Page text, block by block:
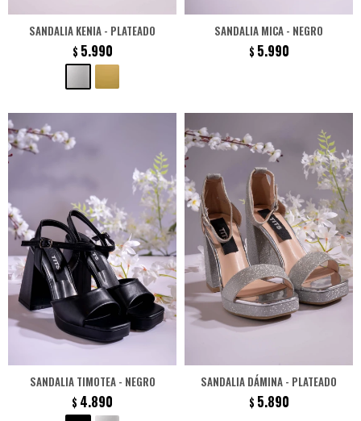
SANDALIA KENIA - PLATEADO
$ 5.990
SANDALIA MICA - NEGRO
$ 5.990
SANDALIA TIMOTEA - NEGRO
$ 4.890
SANDALIA DÁMINA - PLATEADO
$ 5.890